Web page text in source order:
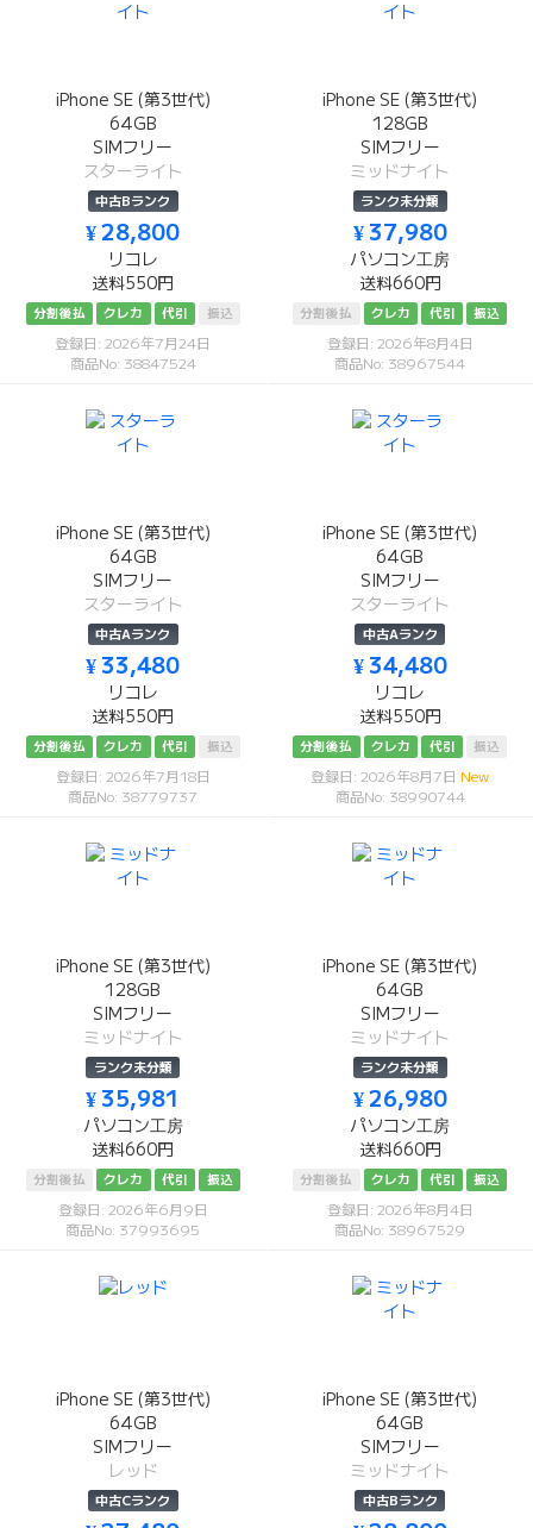
iPhone SE (第3世代)
64GB
SIMフリー
スターライト
中古Bランク
¥ 28,800
リコレ
送料550円
分割後払 クレカ 代引 振込
登録日: 2026年7月24日
商品No: 38847524
iPhone SE (第3世代)
128GB
SIMフリー
ミッドナイト
ランク未分類
¥ 37,980
パソコン工房
送料660円
分割後払 クレカ 代引 振込
登録日: 2026年8月4日
商品No: 38967544
iPhone SE (第3世代)
64GB
SIMフリー
スターライト
中古Aランク
¥ 33,480
リコレ
送料550円
分割後払 クレカ 代引 振込
登録日: 2026年7月18日
商品No: 38779737
iPhone SE (第3世代)
64GB
SIMフリー
スターライト
中古Aランク
¥ 34,480
リコレ
送料550円
分割後払 クレカ 代引 振込
登録日: 2026年8月7日 New
商品No: 38990744
iPhone SE (第3世代)
128GB
SIMフリー
ミッドナイト
ランク未分類
¥ 35,981
パソコン工房
送料660円
分割後払 クレカ 代引 振込
登録日: 2026年6月9日
商品No: 37993695
iPhone SE (第3世代)
64GB
SIMフリー
ミッドナイト
ランク未分類
¥ 26,980
パソコン工房
送料660円
分割後払 クレカ 代引 振込
登録日: 2026年8月4日
商品No: 38967529
iPhone SE (第3世代)
64GB
SIMフリー
レッド
中古Cランク
iPhone SE (第3世代)
64GB
SIMフリー
ミッドナイト
中古Bランク